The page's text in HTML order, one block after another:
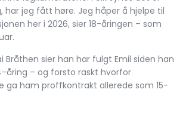
har jeg fått høre. Jeg håper å hjelpe til
her i 2026, sier 18-åringen – som
Bråthen sier han har fulgt Emil siden han
åring – og forsto raskt hvorfor
ga ham proffkontrakt allerede som 15-